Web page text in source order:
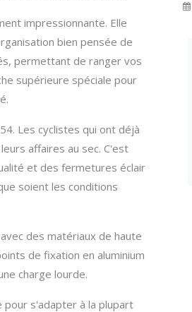
impressionnante. Elle
bien pensée de
permettant de ranger vos
supérieure spéciale pour
Les cyclistes qui ont déjà
affaires au sec. C'est
et des fermetures éclair
soient les conditions
des matériaux de haute
de fixation en aluminium
charge lourde.
pour s'adapter à la plupart